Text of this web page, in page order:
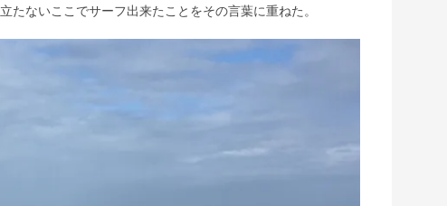
たないここでサーフ出来たことをその言葉に重ねた。